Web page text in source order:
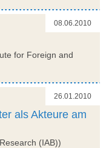
08.06.2010
for Foreign and
26.01.2010
als Akteure am
(IAB))